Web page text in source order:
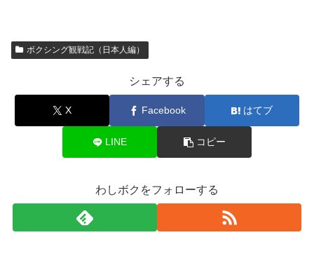
ボクシング観戦記（日本人編）
シェアする
X Facebook はてブ
LINE コピー
わしボクをフォローする